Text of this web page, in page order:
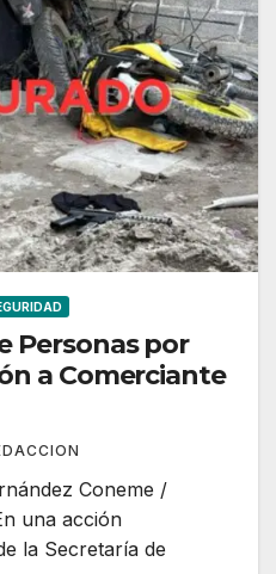
Personas por
a Comerciante
Coneme /
una acción
la Secretaría de